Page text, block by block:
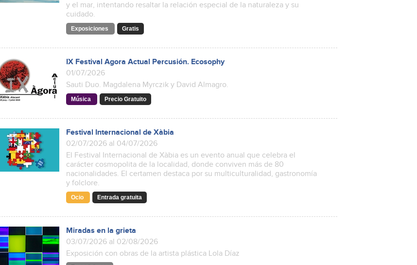
y el mar, intentando resaltar la relación especial de la naturaleza y su
cuidado.
Exposiciones Gratis
IX Festival Agora Actual Percusión. Ecosophy
01/07/2026
Sauti Duo. Magdalena Myrczik y David Almagro.
Música Precio Gratuito
Festival Internacional de Xàbia
02/07/2026 al 04/07/2026
El Festival Internacional de Xàbia es un evento anual que celebra el
carácter cosmopolita de la localidad, donde conviven más de 80
nacionalidades. El certamen destaca por su multiculturalidad, gastronomía
y folclore.
Ocio Entrada gratuita
Miradas en la grieta
03/07/2026 al 02/08/2026
Exposición con obras de la artista plástica Lola Díaz